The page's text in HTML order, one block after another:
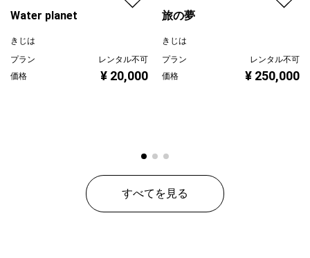
Water planet
きじは
プラン
レンタル不可
価格
¥ 20,000
旅の夢
きじは
プラン
レンタル不可
価格
¥ 250,000
すべてを見る